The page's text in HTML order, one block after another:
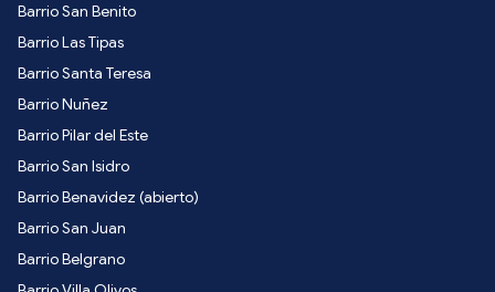
Barrio San Benito
Barrio Las Tipas
Barrio Santa Teresa
Barrio Nuñez
Barrio Pilar del Este
Barrio San Isidro
Barrio Benavidez (abierto)
Barrio San Juan
Barrio Belgrano